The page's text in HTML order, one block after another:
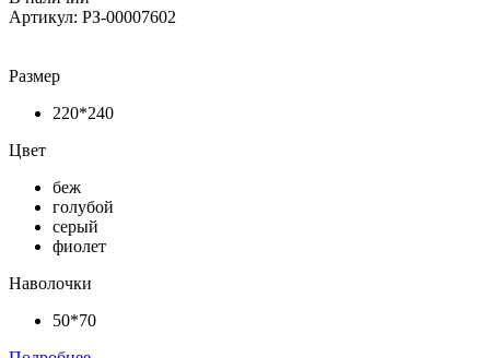
Артикул: РЗ-00007602
Размер
220*240
Цвет
беж
голубой
серый
фиолет
Наволочки
50*70